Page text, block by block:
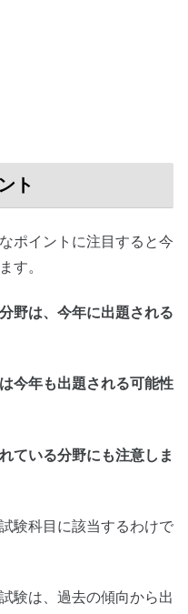
ト
ポイントに注目すると今
す。
野は、今年に出題される
今年も出題される可能性
ている分野にも注意しま
験科目に該当するわけで
験は、過去の傾向から出